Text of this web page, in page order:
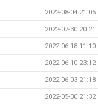
2022-08-04 21:05
2022-07-30 20:21
2022-06-18 11:10
2022-06-10 23:12
2022-06-03 21:18
2022-05-30 21:32